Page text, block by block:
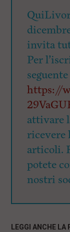
invita
Per
https://
attivare
articoli.
potete
nostri
LEGGI ANCHE LA